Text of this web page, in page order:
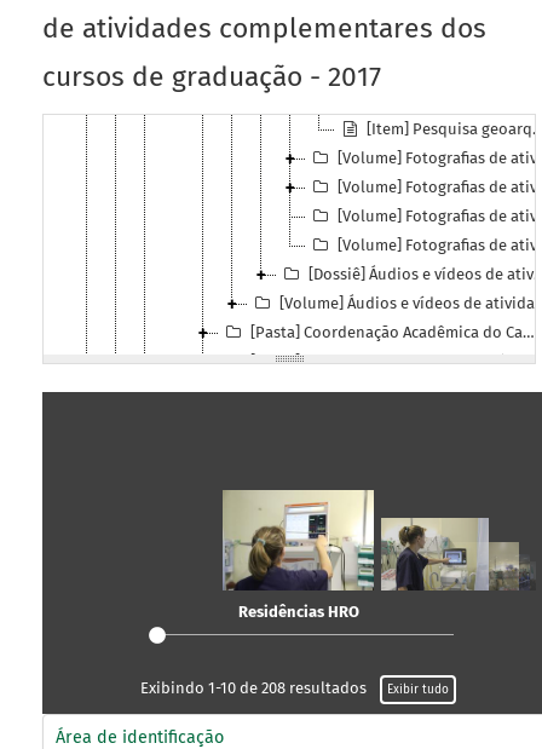
de atividades complementares dos
cursos de graduação - 2017
[Item] Mutirão contra a Dengue
[Item] Pesquisa geoarqueológica
[Item] Pesquisa geoarqueológica
[Volume] Fotografias de atividades complementares dos cursos de graduação - 2018
[Volume] Fotografias de atividades complementares dos cursos de graduação - 2019
[Volume] Fotografias de atividades complementares dos cursos de graduação - 2020
[Volume] Fotografias de atividades complementares dos cursos de graduação - 2021
[Dossiê] Áudios e vídeos de atividades complementares de graduação
[Volume] Áudios e vídeos de atividades complementares de graduação - 2021
[Pasta] Coordenação Acadêmica do Campus Chapecó
[Pasta] Direção do Campus Chapecó
[Grupo] 123 Planejamento da atividade acadêmica
[Subsérie] 140 Cursos de pós-graduação lato sensu (inclusive na modalidade a distância)
[Série] 200 - PESQUISA
[Série] 300 - EXTENSÃO
[Série] 500 - ASSISTÊNCIA ESTUDANTIL
[Série] 900 - ASSUNTOS DIVERSOS
Residências HRO
Exibindo 1-10 de 208 resultados Exibir tudo
Área de identificação